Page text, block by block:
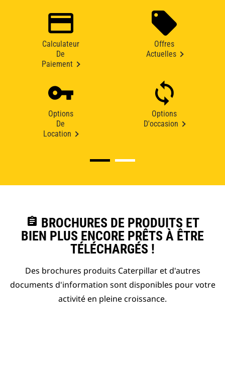
Calculateur
De
Paiement
Offres
Actuelles
Options
De
Location
Options
D'occasion
assignment BROCHURES DE PRODUITS ET
BIEN PLUS ENCORE PRÊTS À ÊTRE
TÉLÉCHARGÉS !
Des brochures produits Caterpillar et d'autres
documents d'information sont disponibles pour votre
activité en pleine croissance.